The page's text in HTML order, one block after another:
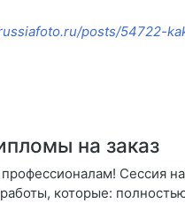
posts/54722-
на заказ
Сессия
которые: